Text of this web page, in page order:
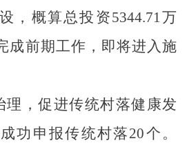
，概算总投资5344.71 万
成前期工作，即将进入施
理，促进传统村落健康发
功申报传统村落20个。